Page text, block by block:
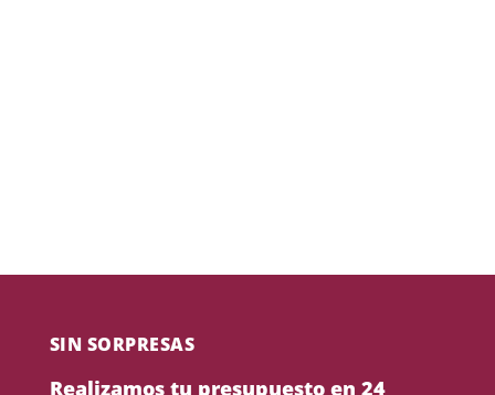
SIN SORPRESAS
Realizamos tu presupuesto en 24